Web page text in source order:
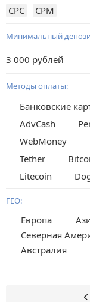
CPC CPM
Минимальный
3 000 рублей
Методы оплаты:
Банковские
AdvCash
WebMoney
Tether
Litecoin
ГЕО:
Европа
Северная
Австралия